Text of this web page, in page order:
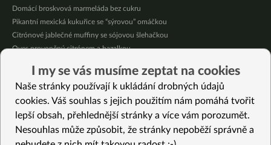
Domácí broskvová marmeláda bez cukru
Pikantní mexická kukuřice se “sýrovou” omáčkou
Citrónové jablečné muffiny se sójovou šlehačkou
Oves provoněný citrónem a bazalkou
Letní nudle s bambusovými výhonky
Jablečné pyré – skvělé přesnídávky bez cukru
Vybrané recepty
Cizrnový salát s tahini dresinkem
I my se vás musíme zeptat na cookies
Naše stránky používají k ukládání drobných údajů
cookies. Váš souhlas s jejich použitím nám pomáhá tvořit
lepší obsah, přehlednější stránky a více vám porozumět.
Nesouhlas může způsobit, že stránky nepoběží správně a